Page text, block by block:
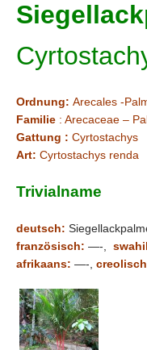
Ordnung: Arecales -
Familie : Arecaceae –
Gattung : Cyrtostachys
Art: Cyrtostachys renda
Trivialname
deutsch:
französisch: —-,
afrikaans: —-,